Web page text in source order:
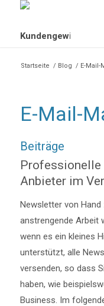
Startseite / Blog / E-Mail-
E-Mail-
Beiträge
Anbieter im
Newsletter von Hand
anstrengende Arbeit
wenn es ein kleines
unterstützt, alle
versenden, so dass
haben, wie
Business. Im